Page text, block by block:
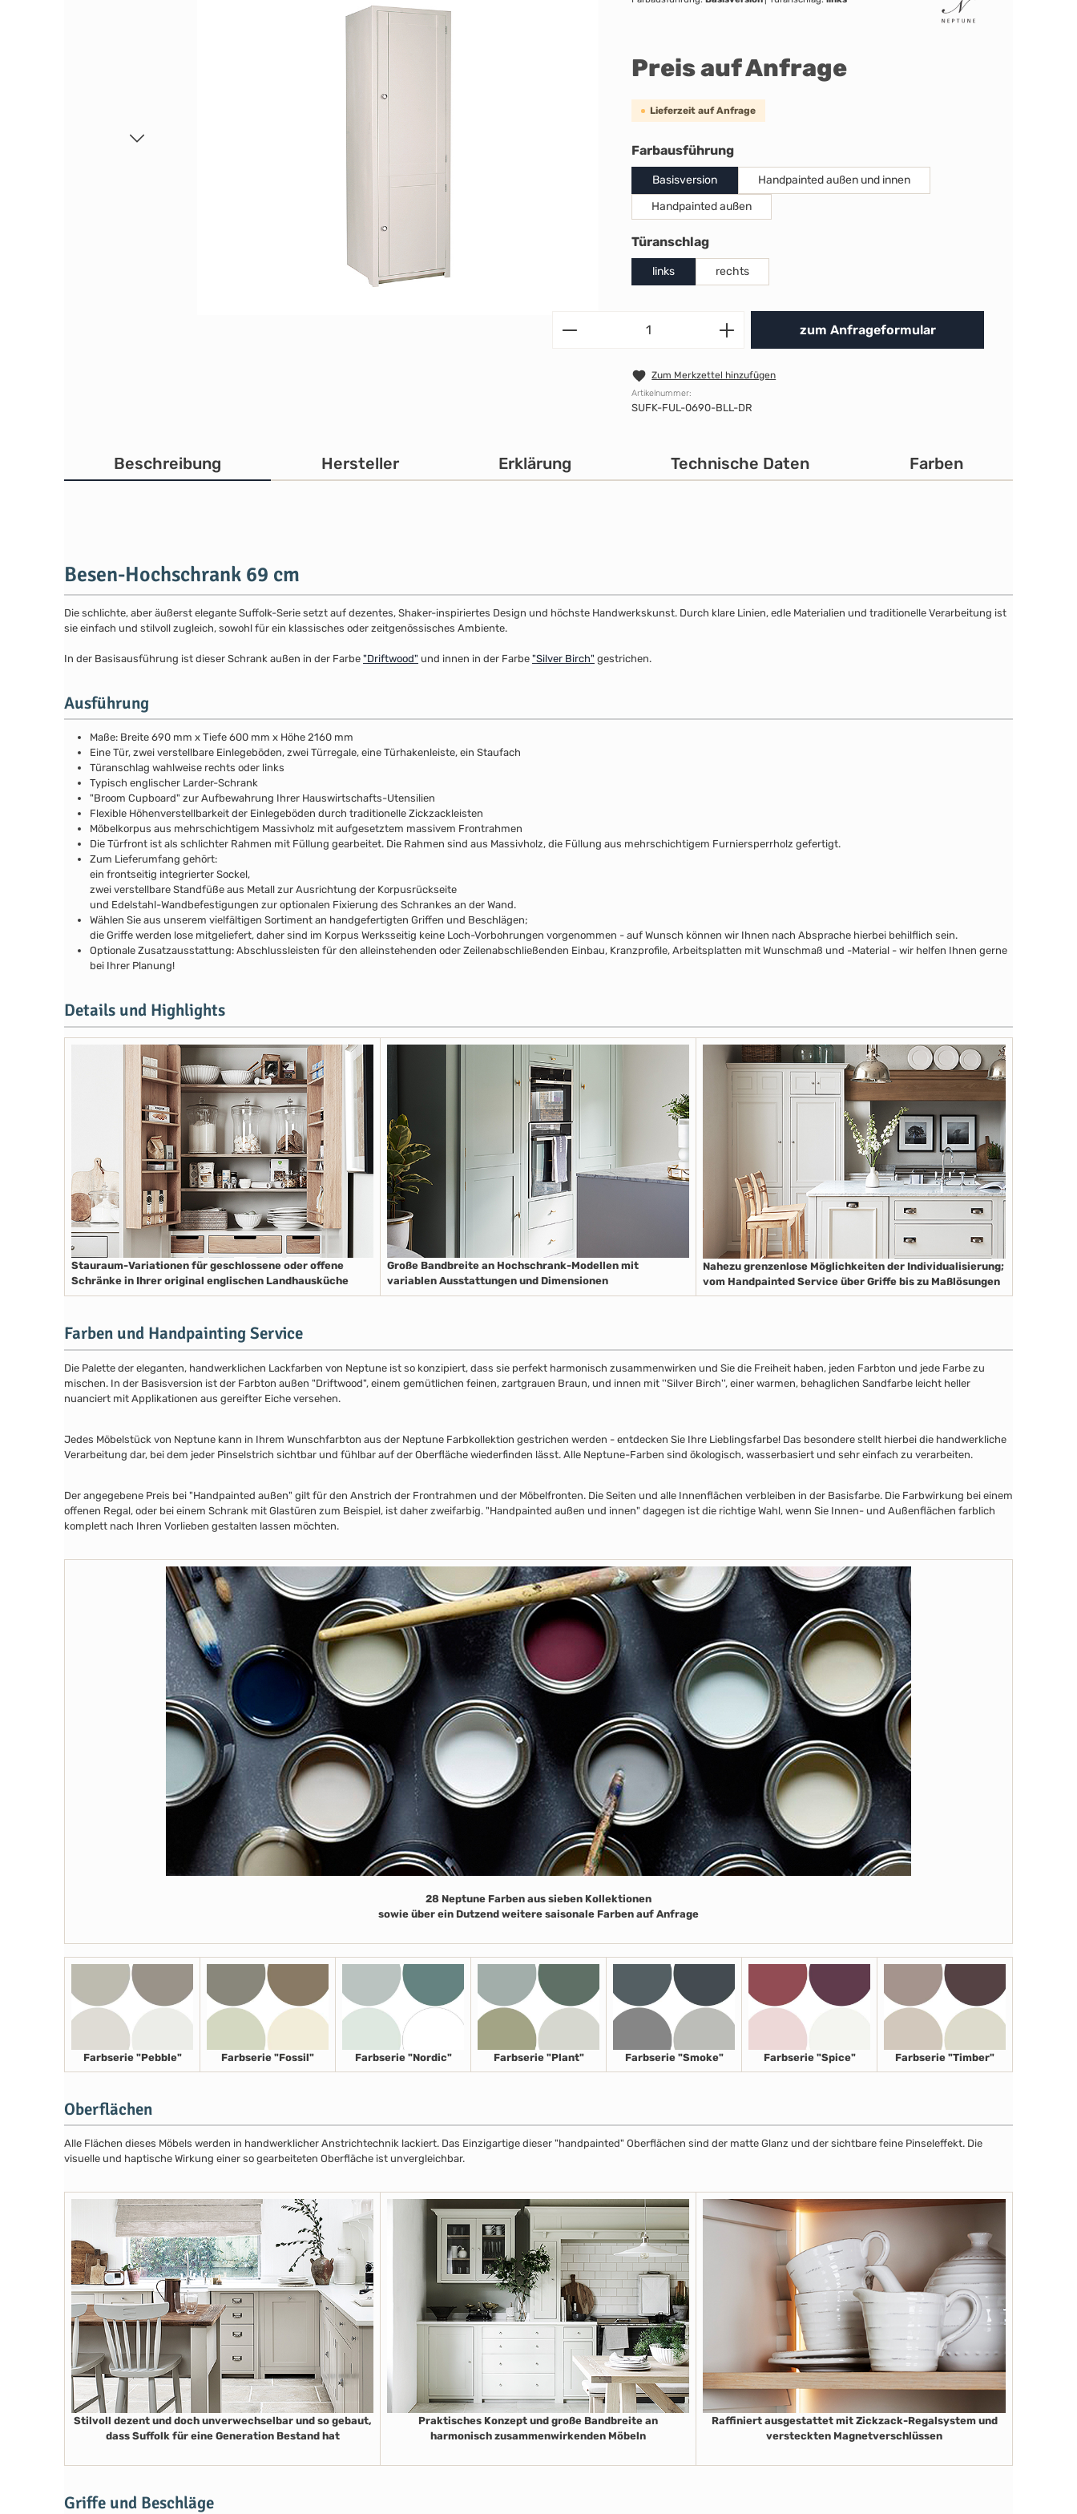
Preis auf Anfrage
Lieferzeit auf Anfrage
Farbausführungauswählen
Basisversion
Handpainted außen und innen
Handpainted außen
Türanschlagauswählen
links rechts
Produkt Anzahl: Gib den
zum Anfrageformular
Zum Merkzettel hinzufügen
Artikelnummer:
SUFK-FUL-0690-BLL-DR
Beschreibung Hersteller Erklärung Technische Daten Farben
Besen-Hochschrank 69 cm
Die schlichte, aber äußerst elegante Suffolk-Serie setzt auf dezentes, Shaker-inspiriertes Design und höchste Handwerkskunst. Durch klare Linien, edle Materialien und traditionelle Verarbeitung ist
sie einfach und stilvoll zugleich, sowohl für ein klassisches oder zeitgenössisches Ambiente.
In der Basisausführung ist dieser Schrank außen in der Farbe "Driftwood" und innen in der Farbe "Silver Birch" gestrichen.
Ausführung
Maße: Breite 690 mm x Tiefe 600 mm x Höhe 2160 mm
Eine Tür, zwei verstellbare Einlegeböden, zwei Türregale, eine Türhakenleiste, ein Staufach
Türanschlag wahlweise rechts oder links
Typisch englischer Larder-Schrank
"Broom Cupboard" zur Aufbewahrung Ihrer Hauswirtschafts-Utensilien
Flexible Höhenverstellbarkeit der Einlegeböden durch traditionelle Zickzackleisten
Möbelkorpus aus mehrschichtigem Massivholz mit aufgesetztem massivem Frontrahmen
Die Türfront ist als schlichter Rahmen mit Füllung gearbeitet. Die Rahmen sind aus Massivholz, die Füllung aus mehrschichtigem Furniersperrholz gefertigt.
Zum Lieferumfang gehört:
ein frontseitig integrierter Sockel,
zwei verstellbare Standfüße aus Metall zur Ausrichtung der Korpusrückseite
und Edelstahl-Wandbefestigungen zur optionalen Fixierung des Schrankes an der Wand.
Wählen Sie aus unserem vielfältigen Sortiment an handgefertigten Griffen und Beschlägen;
die Griffe werden lose mitgeliefert, daher sind im Korpus Werksseitig keine Loch-Vorbohrungen vorgenommen - auf Wunsch können wir Ihnen nach Absprache hierbei behilflich sein.
Optionale Zusatzausstattung: Abschlussleisten für den alleinstehenden oder Zeilenabschließenden Einbau, Kranzprofile, Arbeitsplatten mit Wunschmaß und -Material - wir helfen Ihnen gerne
bei Ihrer Planung!
Details und Highlights
Stauraum-Variationen für geschlossene oder offene
Schränke in Ihrer original englischen Landhausküche
Große Bandbreite an Hochschrank-Modellen mit
variablen Ausstattungen und Dimensionen
Nahezu grenzenlose Möglichkeiten der Individualisierung;
vom Handpainted Service über Griffe bis zu Maßlösungen
Farben und Handpainting Service
Die Palette der eleganten, handwerklichen Lackfarben von Neptune ist so konzipiert, dass sie perfekt harmonisch zusammenwirken und Sie die Freiheit haben, jeden Farbton und jede Farbe zu
mischen. In der Basisversion ist der Farbton außen "Driftwood", einem gemütlichen feinen, zartgrauen Braun, und innen mit ''Silver Birch'', einer warmen, behaglichen Sandfarbe leicht heller
nuanciert mit Applikationen aus gereifter Eiche versehen.
Jedes Möbelstück von Neptune kann in Ihrem Wunschfarbton aus der Neptune Farbkollektion gestrichen werden - entdecken Sie Ihre Lieblingsfarbe! Das besondere stellt hierbei die handwerkliche
Verarbeitung dar, bei dem jeder Pinselstrich sichtbar und fühlbar auf der Oberfläche wiederfinden lässt. Alle Neptune-Farben sind ökologisch, wasserbasiert und sehr einfach zu verarbeiten.
Der angegebene Preis bei "Handpainted außen" gilt für den Anstrich der Frontrahmen und der Möbelfronten. Die Seiten und alle Innenflächen verbleiben in der Basisfarbe. Die Farbwirkung bei einem
offenen Regal, oder bei einem Schrank mit Glastüren zum Beispiel, ist daher zweifarbig. "Handpainted außen und innen" dagegen ist die richtige Wahl, wenn Sie Innen- und Außenflächen farblich
komplett nach Ihren Vorlieben gestalten lassen möchten.
28 Neptune Farben aus sieben Kollektionen
sowie über ein Dutzend weitere saisonale Farben auf Anfrage
Farbserie "Pebble" Farbserie "Fossil" Farbserie "Nordic" Farbserie "Plant" Farbserie "Smoke" Farbserie "Spice" Farbserie "Timber"
Oberflächen
Alle Flächen dieses Möbels werden in handwerklicher Anstrichtechnik lackiert. Das Einzigartige dieser "handpainted" Oberflächen sind der matte Glanz und der sichtbare feine Pinseleffekt. Die
visuelle und haptische Wirkung einer so gearbeiteten Oberfläche ist unvergleichbar.
Stilvoll dezent und doch unverwechselbar und so gebaut,
dass Suffolk für eine Generation Bestand hat
Praktisches Konzept und große Bandbreite an
harmonisch zusammenwirkenden Möbeln
Raffiniert ausgestattet mit Zickzack-Regalsystem und
versteckten Magnetverschlüssen
Griffe und Beschläge